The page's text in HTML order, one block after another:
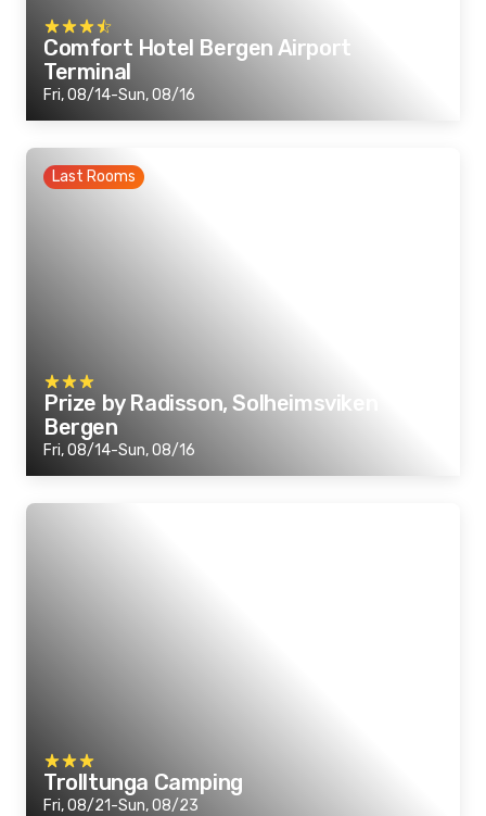
Comfort Hotel Bergen Airport
Terminal
Fri, 08/14-Sun, 08/16
Last Rooms
Prize by Radisson, Solheimsviken
Bergen
Fri, 08/14-Sun, 08/16
Trolltunga Camping
Fri, 08/21-Sun, 08/23